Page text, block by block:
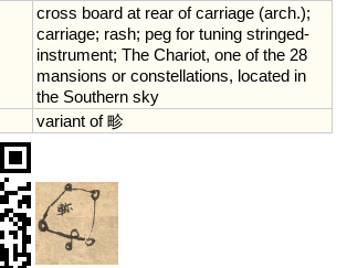
cross board at rear of carriage(arch.);
carriage; rash; peg for tuning stringed-
instrument; The Chariot, one of the 28
mansions or constellations, located in
the Southern sky
variant of畛